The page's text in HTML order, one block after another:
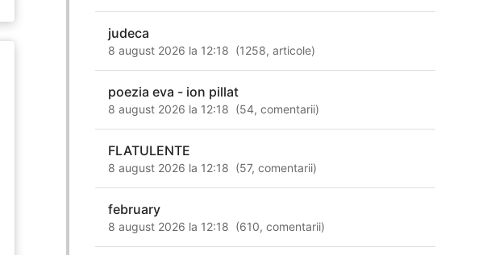
judeca
8 august 2026 la 12:18 (1258,articole)
poezia eva - ion pillat
8 august 2026 la 12:18 (54,comentarii)
FLATULENTE
8 august 2026 la 12:18 (57,comentarii)
february
8 august 2026 la 12:18 (610,comentarii)